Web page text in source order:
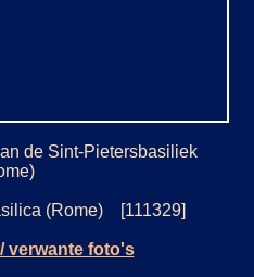
de Sint-Pietersbasiliek
(Rome) [111329]
verwante foto's